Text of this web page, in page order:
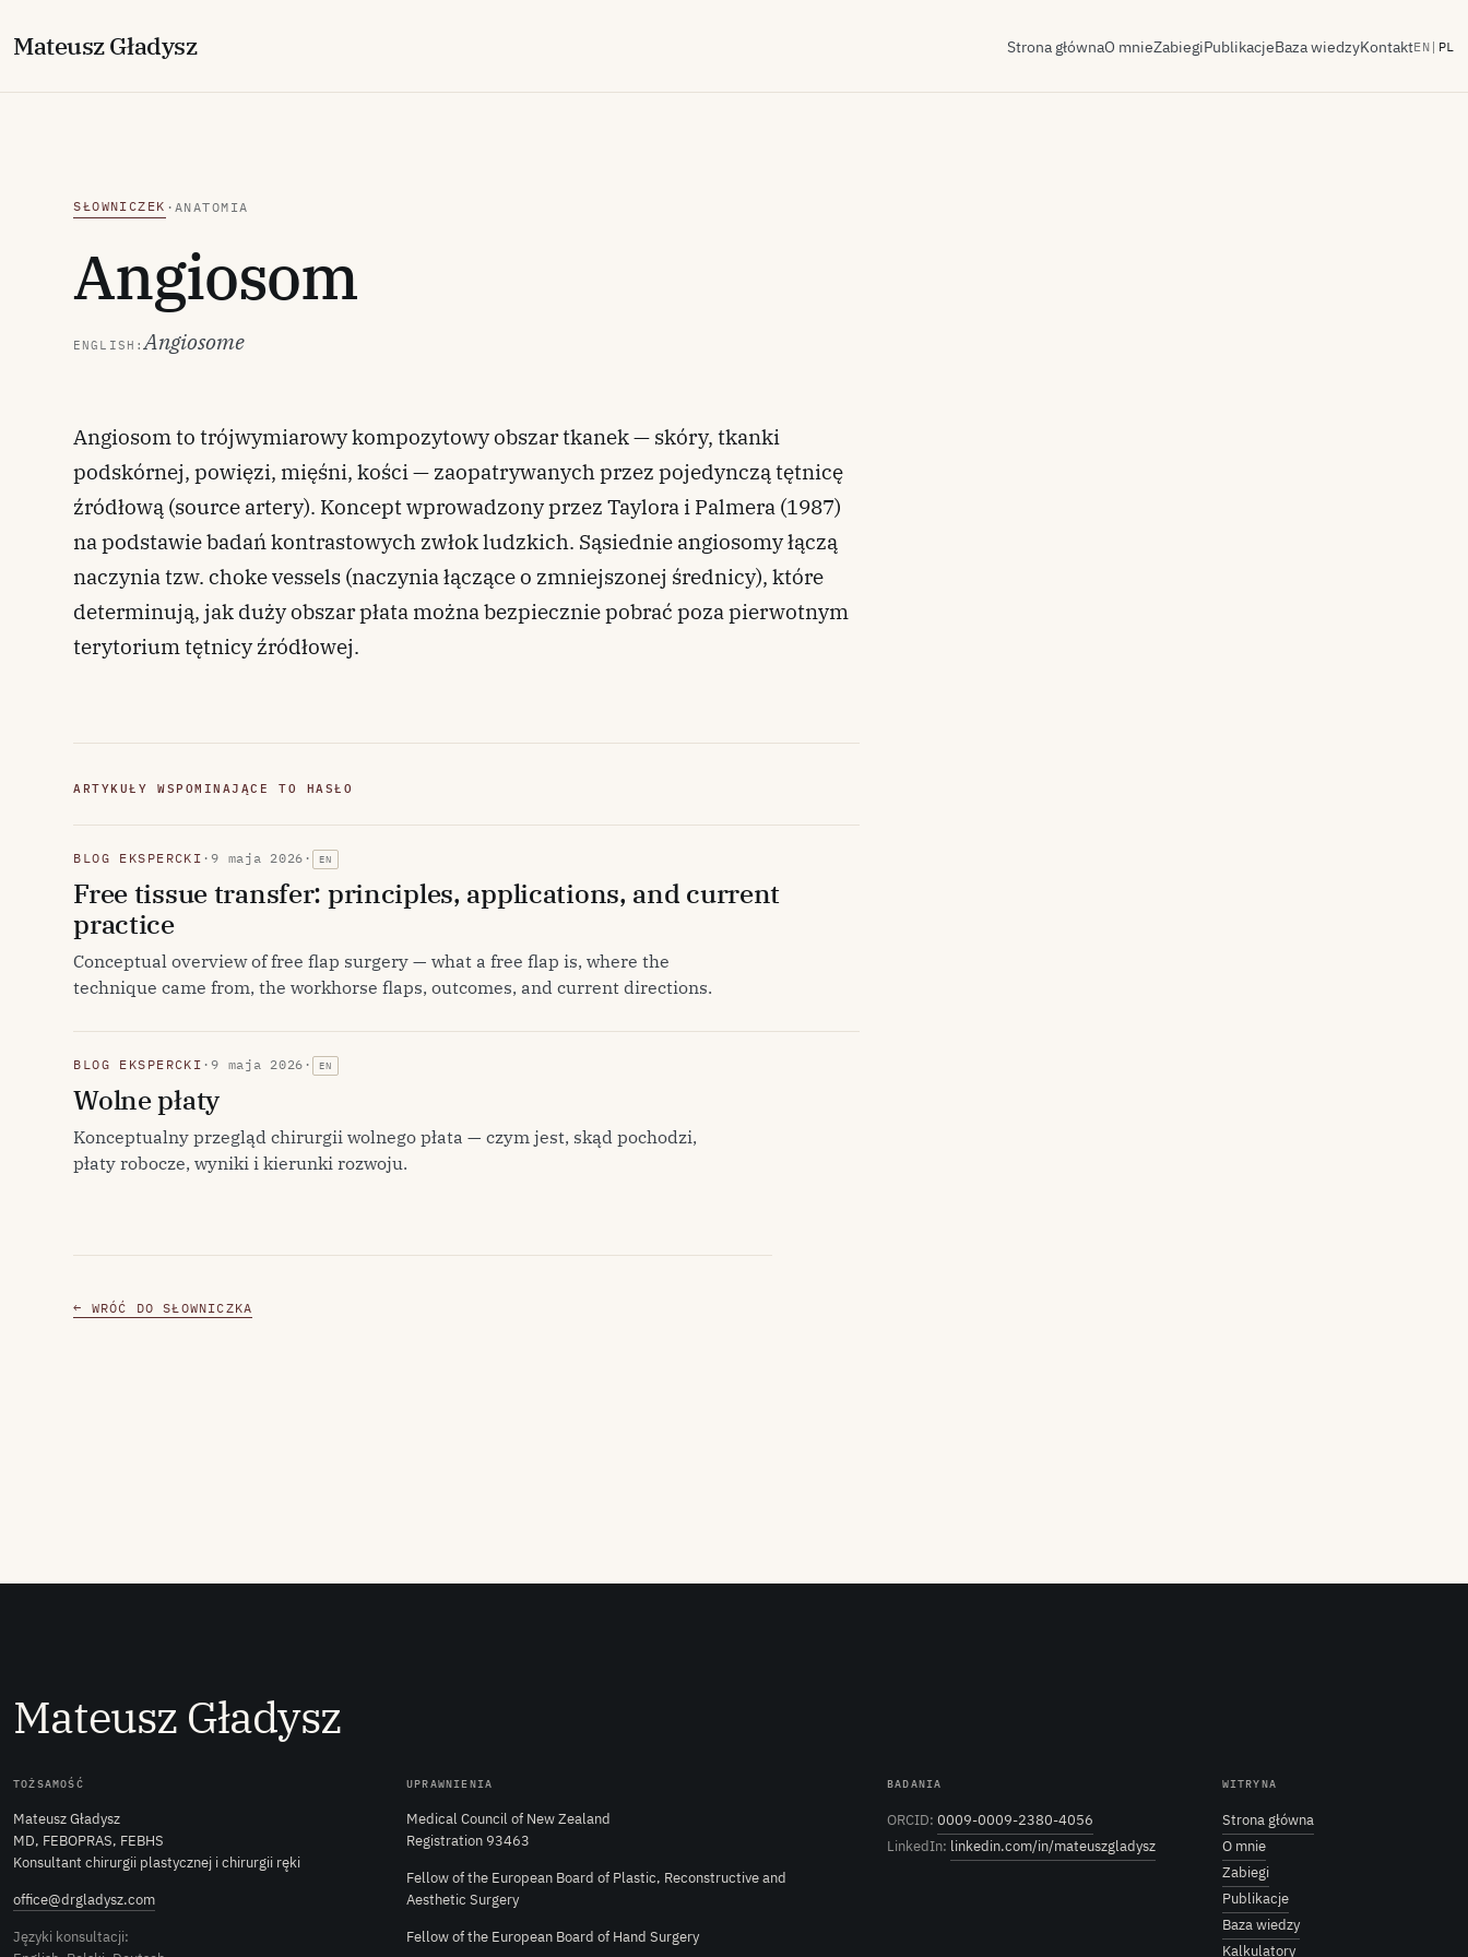
MateuszGładysz Strona głównaO mnieZabiegiPublikacjeBaza wiedzyKontaktEN | PL
SŁOWNICZEK ·ANATOMIA
Angiosom
ENGLISH:Angiosome
Angiosom to trójwymiarowy kompozytowy obszar tkanek — skóry, tkanki
podskórnej, powięzi, mięśni, kości — zaopatrywanych przez pojedynczą tętnicę
źródłową (source artery). Koncept wprowadzony przez Taylora i Palmera (1987)
na podstawie badań kontrastowych zwłok ludzkich. Sąsiednie angiosomy łączą
naczynia tzw. choke vessels (naczynia łączące o zmniejszonej średnicy), które
determinują, jak duży obszar płata można bezpiecznie pobrać poza pierwotnym
terytorium tętnicy źródłowej.
ARTYKUŁY WSPOMINAJĄCE TO HASŁO
BLOG EKSPERCKI ·9 maja 2026 · EN
Free tissue transfer: principles, applications, and current
practice
Conceptual overview of free flap surgery — what a free flap is, where the
technique came from, the workhorse flaps, outcomes, and current directions.
BLOG EKSPERCKI ·9 maja 2026 · EN
Wolne płaty
Konceptualny przegląd chirurgii wolnego płata — czym jest, skąd pochodzi,
płaty robocze, wyniki i kierunki rozwoju.
← WRÓĆ DO SŁOWNICZKA
Mateusz Gładysz
TOŻSAMOŚĆ
Mateusz Gładysz
MD, FEBOPRAS, FEBHS
Konsultant chirurgii plastycznej i chirurgii ręki
office@drgladysz.com
Języki konsultacji:
UPRAWNIENIA
Medical Council of New Zealand
Registration 93463
Fellow of the European Board of Plastic, Reconstructive and
Aesthetic Surgery
Fellow of the European Board of Hand Surgery
BADANIA
ORCID: 0009-0009-2380-4056
LinkedIn: linkedin.com/in/mateuszgladysz
WITRYNA
Strona główna
O mnie
Zabiegi
Publikacje
Baza wiedzy
Kalkulatory